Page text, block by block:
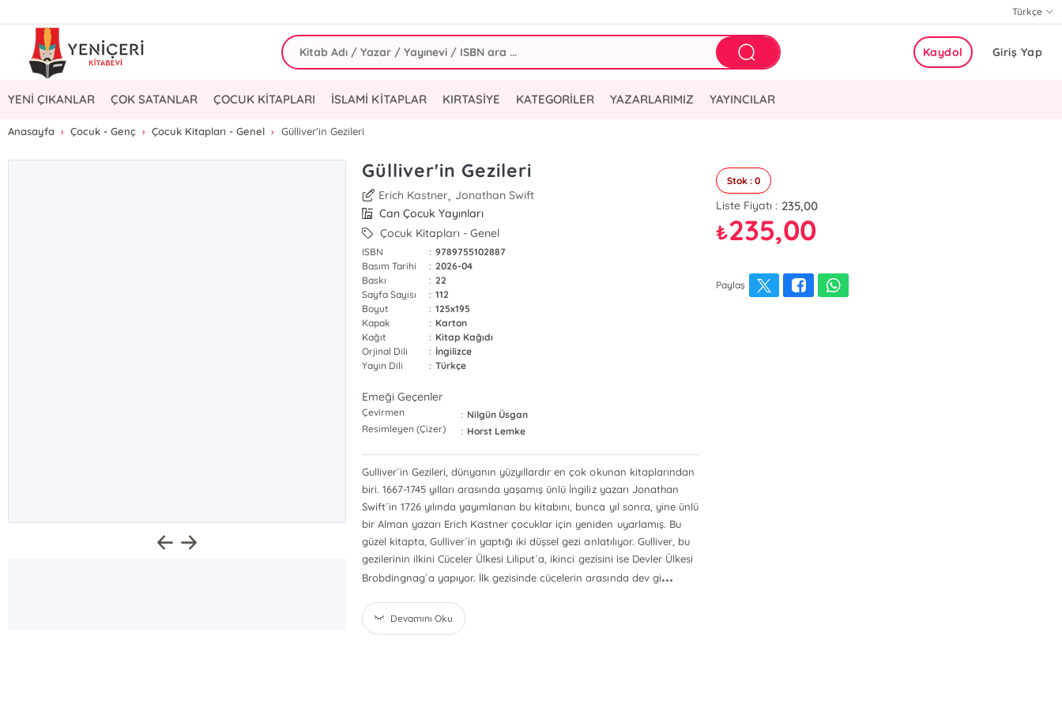
Türkçe
Giriş Yap
Kaydol
YENİ ÇIKANLAR ÇOK SATANLAR ÇOCUK KİTAPLARI İSLAMİ KİTAPLAR KIRTASİYE KATEGORİLER YAZARLARIMIZ YAYINCILAR
Anasayfa Çocuk - Genç Çocuk Kitapları - Genel Gülliver'in Gezileri
Gülliver'in Gezileri
Erich Kastner, Jonathan Swift
Can Çocuk Yayınları
Çocuk Kitapları - Genel
ISBN : 9789755102887
Basım Tarihi
: 2026-04
Baskı
: 22
Sayfa Sayısı
: 112
Boyut
: 125x195
Kapak
: Karton
Kağıt
: Kitap Kağıdı
Orjinal Dili
: İngilizce
Yayın Dili
: Türkçe
Emeği Geçenler
Çevirmen : Nilgün Üsgan
Resimleyen (Çizer)
: Horst Lemke
Gulliver´in Gezileri, dünyanın yüzyıllardır en çok okunan kitaplarından
biri. 1667-1745 yılları arasında yaşamış ünlü İngiliz yazarı Jonathan
Swift´in 1726 yılında yayımlanan bu kitabını, bunca yıl sonra, yine ünlü
bir Alman yazarı Erich Kastner çocuklar için yeniden uyarlamış. Bu
güzel kitapta, Gulliver´in yaptığı iki düşsel gezi anlatılıyor. Gulliver, bu
gezilerinin ilkini Cüceler Ülkesi Liliput´a, ikinci gezisini ise Devler Ülkesi
Brobdingnag´a yapıyor. İlk gezisinde cücelerin arasında dev gi...
Devamını Oku
Stok : 0
Liste Fiyatı : 235,00
₺235,00
Paylaş